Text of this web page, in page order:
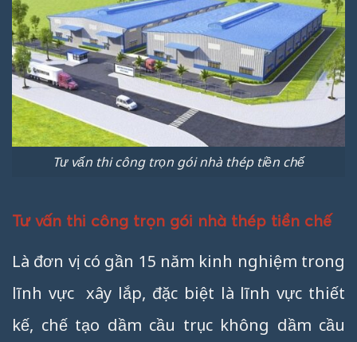
Tư vấn thi công trọn gói nhà thép tiền chế
Tư vấn thi công trọn gói nhà thép tiền chế
Là đơn vị có gần 15 năm kinh nghiệm trong
lĩnh vực xây lắp, đặc biệt là lĩnh vực thiết
kế, chế tạo dầm cầu trục không dầm cầu